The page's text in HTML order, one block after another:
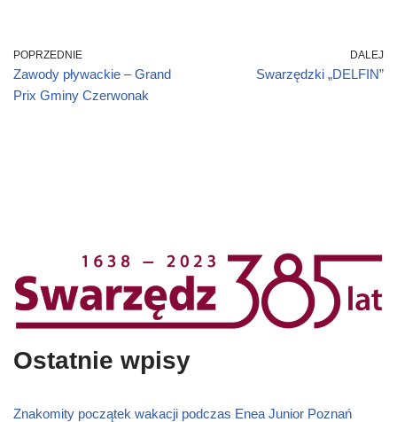
POPRZEDNIE
Zawody pływackie – Grand
Prix Gminy Czerwonak
DALEJ
Swarzędzki „DELFIN”
Ostatnie wpisy
Znakomity początek wakacji podczas Enea Junior Poznań